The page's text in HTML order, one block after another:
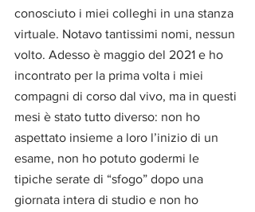
conosciuto i miei colleghi in una stanza
virtuale. Notavo tantissimi nomi, nessun
volto. Adesso è maggio del 2021 e ho
incontrato per la prima volta i miei
compagni di corso dal vivo, ma in questi
mesi è stato tutto diverso: non ho
aspettato insieme a loro l’inizio di un
esame, non ho potuto godermi le
tipiche serate di “sfogo” dopo una
giornata intera di studio e non ho